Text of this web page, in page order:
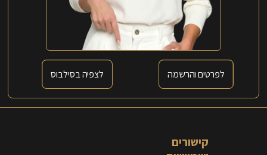
לפרטים והרשמה לצפיה בסילבוס
קישורים